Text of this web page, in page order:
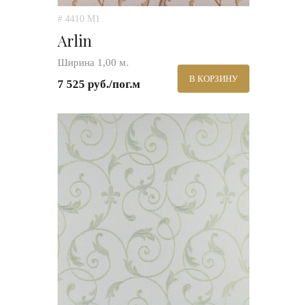
# 4410 M1
Arlin
Ширина 1,00 м.
7 525 руб./пог.м В КОРЗИНУ